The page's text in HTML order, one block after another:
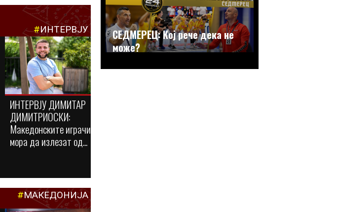
#ИНТЕРВЈУ
ИНТЕРВЈУ ДИМИТАР
ДИМИТРИОСКИ:
Македонските играчи
мора да излезат од...
#МАКЕДОНИЈА
СЕДМЕРЕЦ: Кој рече дека не
може?